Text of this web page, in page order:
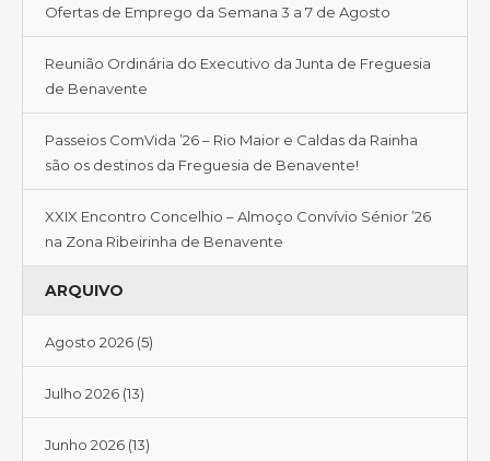
Ofertas de Emprego da Semana 3 a 7 de Agosto
Reunião Ordinária do Executivo da Junta de Freguesia
de Benavente
Passeios ComVida ’26 – Rio Maior e Caldas da Rainha
são os destinos da Freguesia de Benavente!
XXIX Encontro Concelhio – Almoço Convívio Sénior ’26
na Zona Ribeirinha de Benavente
ARQUIVO
Agosto 2026 (5)
Julho 2026 (13)
Junho 2026 (13)